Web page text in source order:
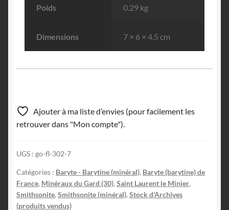
Poids 0.29 kg
Dimensions 7 × 6 × 4.5 cm
Ajouter à ma liste d’envies (pour facilement les
retrouver dans "Mon compte").
UGS : go-fl-302-7
Catégories : Baryte - Barytine (minéral), Baryte (barytine) de
France, Minéraux du Gard (30), Saint Laurent le Minier,
Smithsonite, Smithsonite (minéral), Stock d'Archives
(produits vendus)